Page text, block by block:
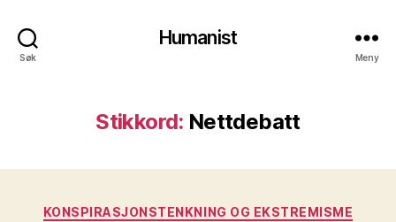
Søk
Humanist
Meny
Stikkord: Nettdebatt
Kategorier
KONSPIRASJONSTENKNING OG EKSTREMISME